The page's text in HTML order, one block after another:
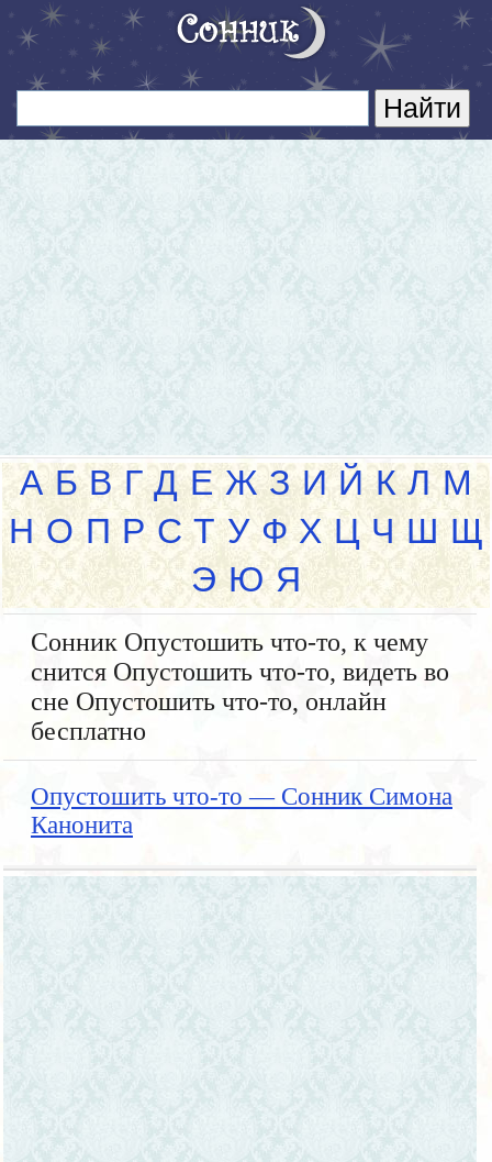
А Б В Г Д Е Ж З И Й К Л М
Н О П Р С Т У Ф Х Ц Ч Ш Щ
Э Ю Я
Сонник Опустошить что-то, к чему
снится Опустошить что-то, видеть во
сне Опустошить что-то, онлайн
бесплатно
Опустошить что-то — Сонник Симона
Канонита